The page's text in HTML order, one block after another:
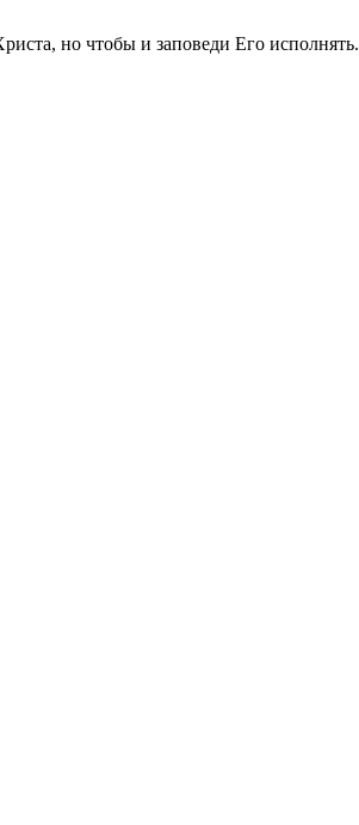
но чтобы и заповеди Его исполнять.